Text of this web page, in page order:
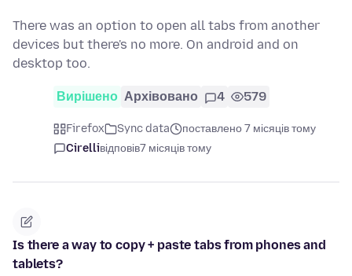
There was an option to open all tabs from another
devices but there's no more. On android and on
desktop too.
Вирішено Архівовано 4 579
Firefox Sync data
поставлено 7 місяців тому
Cirelliвідповів7 місяців тому
Is there a way to copy + paste tabs from phones and
tablets?